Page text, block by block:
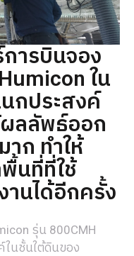
การบินจอง
ใน
กประสงค์
ผลลัพธ์ออก
าก ทำให้
พื้นที่ที่ใช้
านได้อีกครั้ง
รุ่น 800CMH
ในชั้นใต้ดินของ